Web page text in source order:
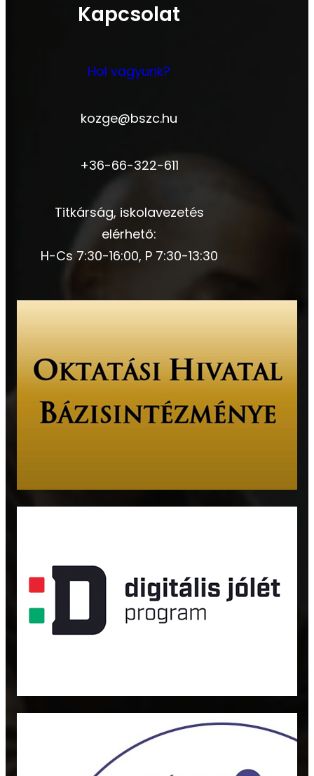
Kapcsolat
Hol vagyunk?
kozge@bszc.hu
+36-66-322-611
Titkárság, iskolavezetés
elérhető:
H-Cs 7:30-16:00, P 7:30-13:30